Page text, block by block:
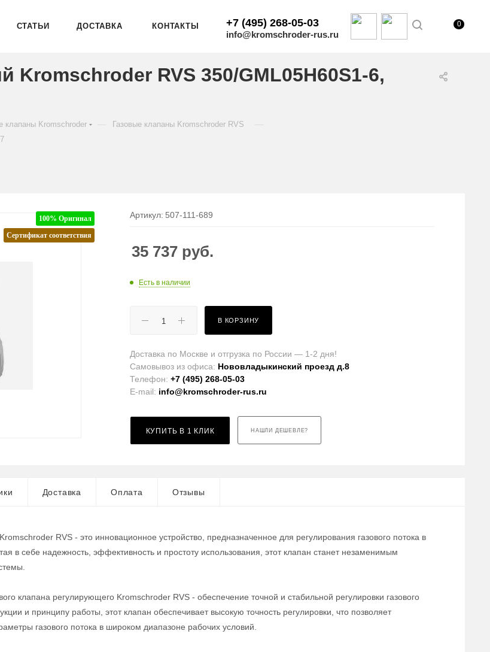
СТАТЬИ ДОСТАВКА КОНТАКТЫ +7 (495) 268-05-03
info@kromschroder-rus.ru
0
Kromschroder RVS 350/GML05H60S1-6,
клапаны Kromschroder Газовые клапаны Kromschroder RVS
100% Оригинал
Сертификат соответствия
Артикул: 507-111-689
35 737 руб.
Есть в наличии
В КОРЗИНУ
Доставка по Москве и отгрузка по России — 1-2 дня!
Самовывоз из офиса: Нововладыкинский проезд д.8
Телефон:+7 (495) 268-05-03
E-mail: info@kromschroder-rus.ru
КУПИТЬ В 1 КЛИК НАШЛИ ДЕШЕВЛЕ?
Доставка Оплата Отзывы
RVS - это инновационное устройство, предназначенное для регулирования газового потока в
в себе надежность, эффективность и простоту использования, этот клапан станет незаменимым
клапана регулирующего Kromschroder RVS - обеспечение точной и стабильной регулировки газового
и принципу работы, этот клапан обеспечивает высокую точность регулировки, что позволяет
газового потока в широком диапазоне рабочих условий.